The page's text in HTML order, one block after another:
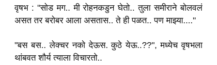
वृषभ : "सोड मग.. मी रोहनकडुन घेतो.. तुला समीराने बोलवलं
असत तर बरोबर आला असतास.. ते ही पळत.. पण माझ्या...."
"बस बस.. लेक्चर नको देऊस. कुठे येऊ..??", मध्येच वृषभला
थांबवत शौर्य त्याला विचारतो..